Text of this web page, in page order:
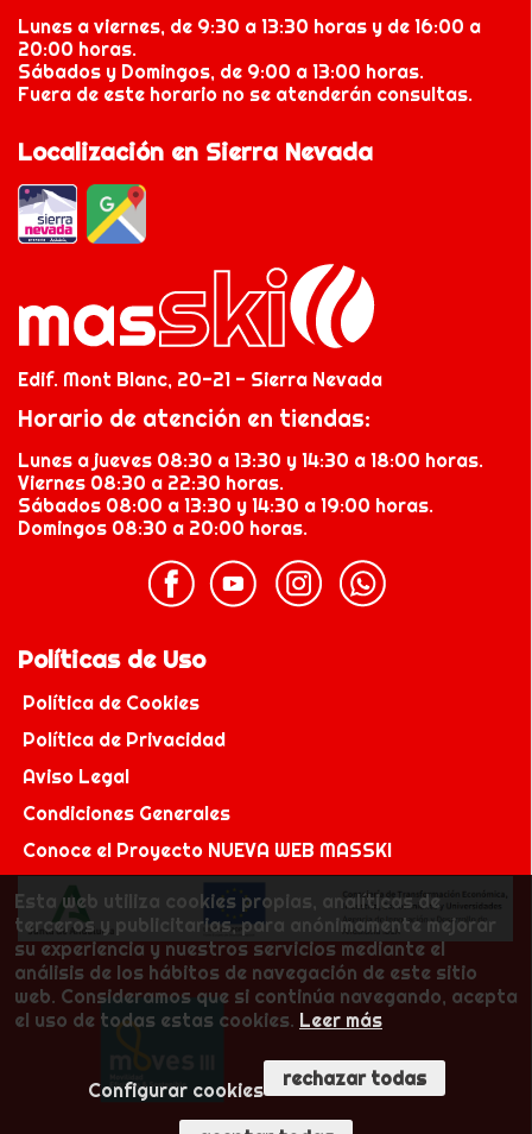
Lunes a viernes, de 9:30 a 13:30 horas y de 16:00 a
20:00 horas.
Sábados y Domingos, de 9:00 a 13:00 horas.
Fuera de este horario no se atenderán consultas.
Localización en Sierra Nevada
Edif. Mont Blanc, 20-21 - Sierra Nevada
Horario de atención en tiendas:
Lunes a jueves 08:30 a 13:30 y 14:30 a 18:00 horas.
Viernes 08:30 a 22:30 horas.
Sábados 08:00 a 13:30 y 14:30 a 19:00 horas.
Domingos 08:30 a 20:00 horas.
Políticas de Uso
Política de Cookies
Política de Privacidad
Aviso Legal
Condiciones Generales
Conoce el Proyecto NUEVA WEB MASSKI
Esta web utiliza cookies propias, analíticas de
terceros y publicitarias, para anónimamente mejorar
su experiencia y nuestros servicios mediante el
análisis de los hábitos de navegación de este sitio
web. Consideramos que si continúa navegando, acepta
el uso de todas estas cookies. Leer más
Configurar cookies rechazar todas